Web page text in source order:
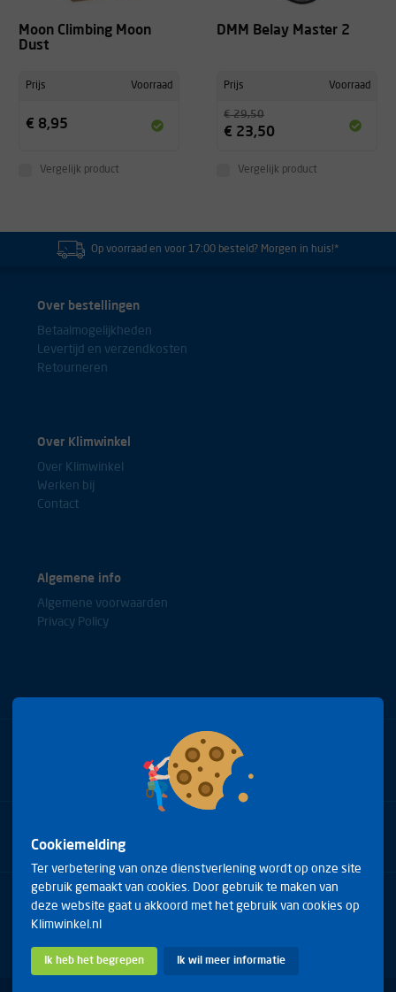
Moon Climbing Moon
Dust
Prijs Voorraad
€ 8,95
Vergelijk product
DMM Belay Master 2
Prijs Voorraad
€ 29,50
€ 23,50
Vergelijk product
Op voorraad en voor 17:00 besteld? Morgen in huis!*
Over bestellingen
Betaalmogelijkheden
Levertijd en verzendkosten
Retourneren
Over Klimwinkel
Over Klimwinkel
Werken bij
Contact
Algemene info
Algemene voorwaarden
Privacy Policy
Bel met onze experts
+31(0)85 0653688
Arduinstraat 20
4827 HK Breda
Telefoon: +31(0)85 0653688
E-mail: info@klimwinkel.nl
Cookiemelding
Ter verbetering van onze dienstverlening wordt op onze site
gebruik gemaakt van cookies. Door gebruik te maken van
deze website gaat u akkoord met het gebruik van cookies op
Klimwinkel.nl
Ik heb het begrepen Ik wil meer informatie